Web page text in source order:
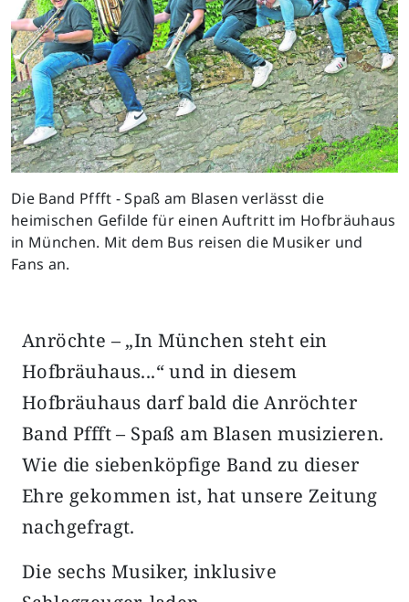
Die Band Pffft - Spaß am Blasen verlässt die
heimischen Gefilde für einen Auftritt im Hofbräuhaus
in München. Mit dem Bus reisen die Musiker und
Fans an.
Anröchte – „In München steht ein
Hofbräuhaus...“ und in diesem
Hofbräuhaus darf bald die Anröchter
Band Pffft – Spaß am Blasen musizieren.
Wie die siebenköpfige Band zu dieser
Ehre gekommen ist, hat unsere Zeitung
nachgefragt.
Die sechs Musiker, inklusive